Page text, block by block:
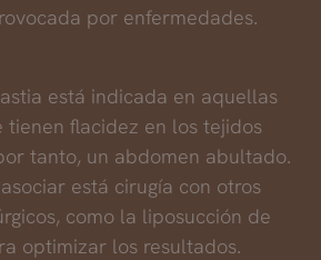
por enfermedades.
está indicada en aquellas
tienen flacidez en los tejidos
tanto, un abdomen abultado.
está cirugía con otros
como la liposucción de
optimizar los resultados.